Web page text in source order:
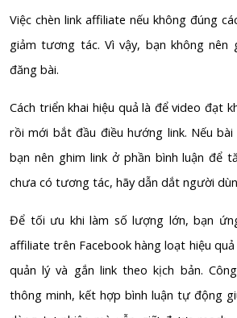
Việc chèn link affiliate nếu không đúng
giảm tương tác. Vì vậy, bạn không nên
đăng bài.
Cách triển khai hiệu quả là để video đạt
rồi mới bắt đầu điều hướng link. Nếu
bạn nên ghim link ở phần bình luận để
chưa có tương tác, hãy dẫn dắt người
Để tối ưu khi làm số lượng lớn, bạn
affiliate trên Facebook hàng loạt hiệu quả
quản lý và gắn link theo kịch bản.
thông minh, kết hợp bình luận tự động